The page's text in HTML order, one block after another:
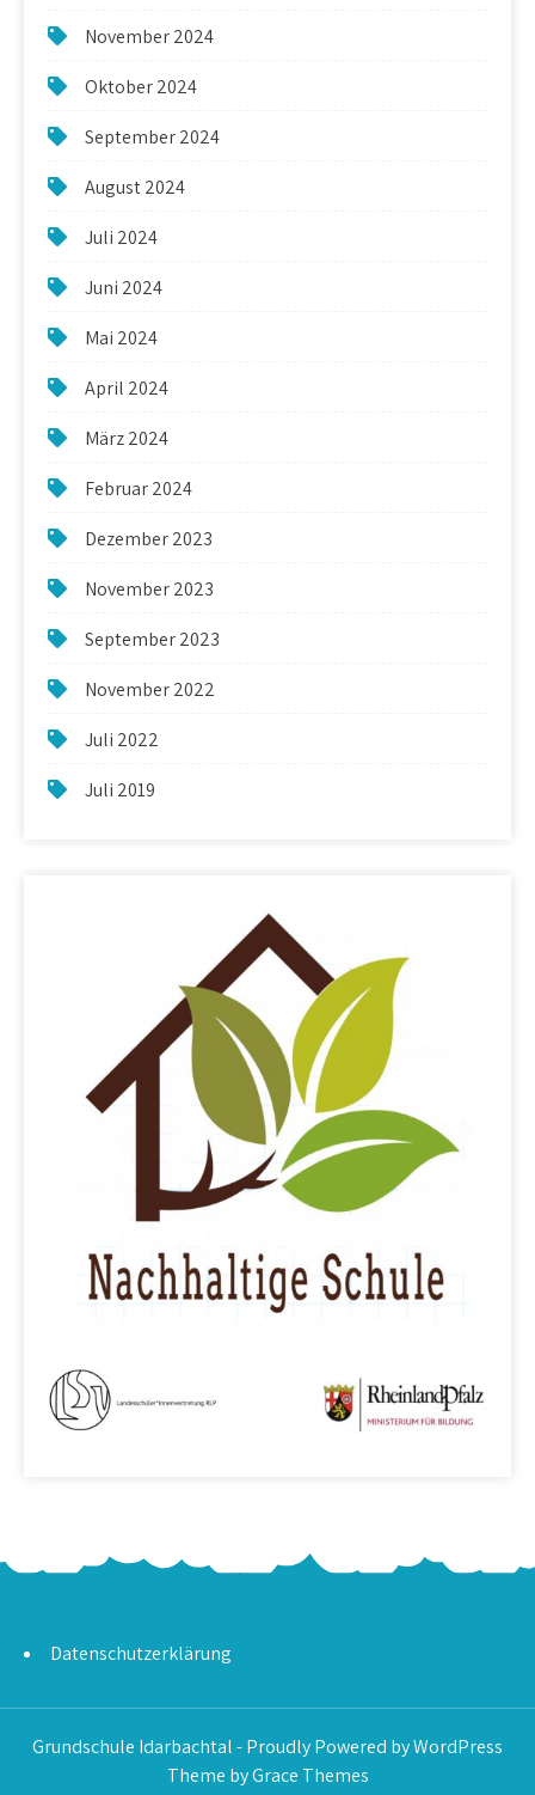
November 2024
Oktober 2024
September 2024
August 2024
Juli 2024
Juni 2024
Mai 2024
April 2024
März 2024
Februar 2024
Dezember 2023
November 2023
September 2023
November 2022
Juli 2022
Juli 2019
Datenschutzerklärung
Grundschule Idarbachtal - Proudly Powered by WordPress
Theme by Grace Themes